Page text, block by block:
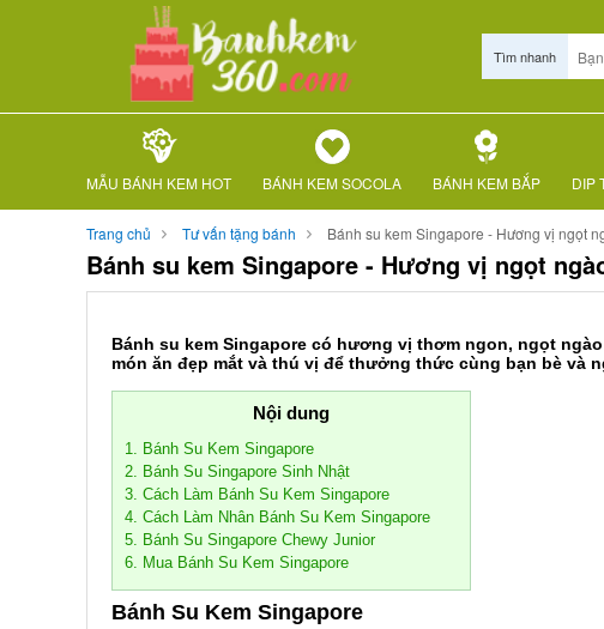
Tìm nhanh
MẪU BÁNH KEM HOT BÁNH KEM SOCOLA BÁNH KEM BẮP DIP
Trang chủ Tư vấn tặng bánh Bánh su kem Singapore - Hương vị ngọt
Bánh su kem Singapore - Hương vị ngọt
Bánh su kem Singapore có hương vị thơm ngon, ngọt
món ăn đẹp mắt và thú vị để thưởng thức cùng bạn bè và
Nội dung
1. Bánh Su Kem Singapore
2. Bánh Su Singapore Sinh Nhật
3. Cách Làm Bánh Su Kem Singapore
4. Cách Làm Nhân Bánh Su Kem Singapore
5. Bánh Su Singapore Chewy Junior
6. Mua Bánh Su Kem Singapore
Bánh Su Kem Singapore